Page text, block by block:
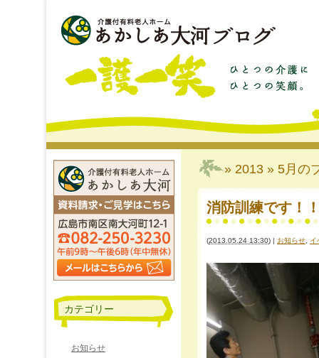
» 2013 » 5月 の
消防訓練です！
(2013.05.24 13:30) | お知らせ イ
カテゴリー
お知らせ